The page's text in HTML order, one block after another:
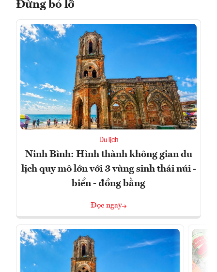
Đừng bỏ lỡ
Du lịch
Ninh Bình: Hình thành không gian du
lịch quy mô lớn với 3 vùng sinh thái núi -
biển - đồng bằng
Đọc ngay